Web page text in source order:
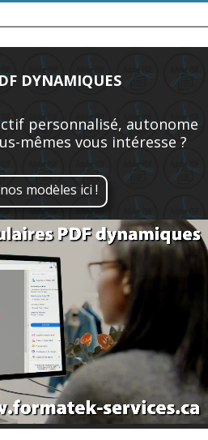
DYNAMIQUES
personnalisé, autonome
mêmes vous intéresse ?
modèles ici !